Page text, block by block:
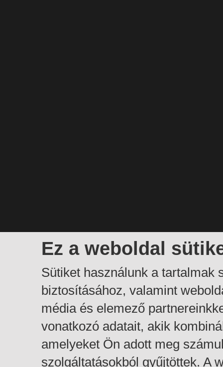
Ez a weboldal
Sütiket használunk a tartalmak
biztosításához, valamint
média és elemező
vonatkozó adatait, akik
amelyeket Ön adott meg
szolgáltatásokból gyűjtöttek. A